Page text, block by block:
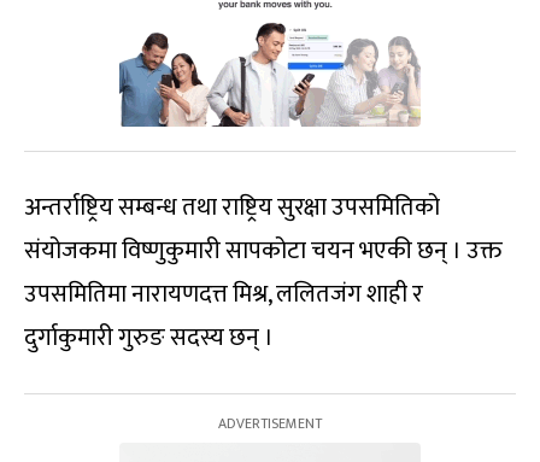
अन्तर्राष्ट्रिय सम्बन्ध तथा राष्ट्रिय सुरक्षा उपसमितिको
संयोजकमा विष्णुकुमारी सापकोटा चयन भएकी छन् । उक्त
उपसमितिमा नारायणदत्त मिश्र, ललितजंग शाही र
दुर्गाकुमारी गुरुङ सदस्य छन् ।